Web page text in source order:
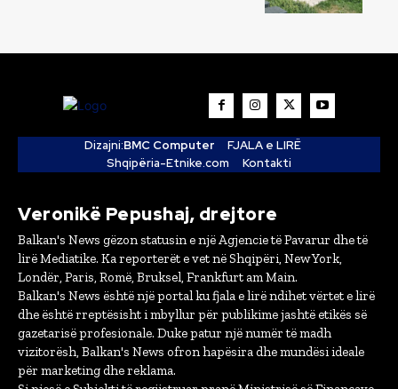
Dizajni:BMC Computer
FJALA e LIRË
Shqipëria-Etnike.com
Kontakti
Veronikë Pepushaj, drejtore
Balkan's News gëzon statusin e një Agjencie të Pavarur dhe të
lirë Mediatike. Ka reporterët e vet në Shqipëri, New York,
Londër, Paris, Romë, Bruksel, Frankfurt am Main.
Balkan's News është një portal ku fjala e lirë ndihet vërtet e lirë
dhe është rreptësisht i mbyllur për publikime jashtë etikës së
gazetarisë profesionale. Duke patur një numër të madh
vizitorësh, Balkan's News ofron hapësira dhe mundësi ideale
për marketing dhe reklama.